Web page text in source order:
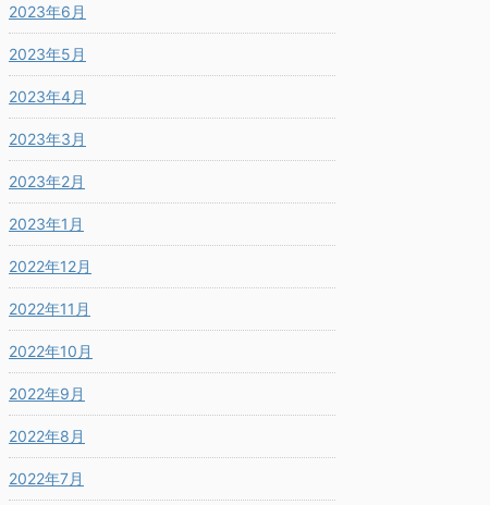
2023年6月
2023年5月
2023年4月
2023年3月
2023年2月
2023年1月
2022年12月
2022年11月
2022年10月
2022年9月
2022年8月
2022年7月